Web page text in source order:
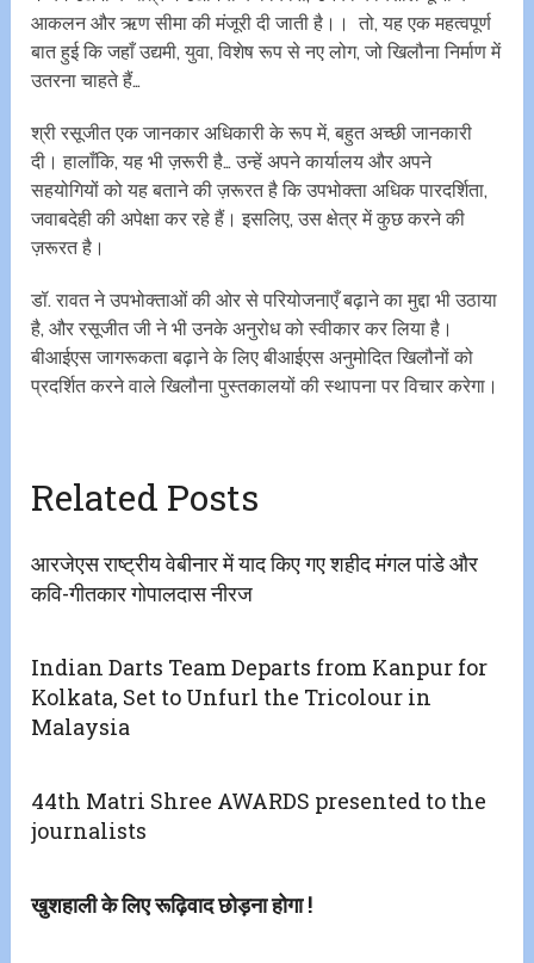
आकलन और ऋण सीमा की मंजूरी दी जाती है।। तो, यह एक महत्वपूर्ण
बात हुई कि जहाँ उद्यमी, युवा, विशेष रूप से नए लोग, जो खिलौना निर्माण में
उतरना चाहते हैं…
श्री रसूजीत एक जानकार अधिकारी के रूप में, बहुत अच्छी जानकारी
दी। हालाँकि, यह भी ज़रूरी है… उन्हें अपने कार्यालय और अपने
सहयोगियों को यह बताने की ज़रूरत है कि उपभोक्ता अधिक पारदर्शिता,
जवाबदेही की अपेक्षा कर रहे हैं। इसलिए, उस क्षेत्र में कुछ करने की
ज़रूरत है।
डॉ. रावत ने उपभोक्ताओं की ओर से परियोजनाएँ बढ़ाने का मुद्दा भी उठाया
है, और रसूजीत जी ने भी उनके अनुरोध को स्वीकार कर लिया है।
बीआईएस जागरूकता बढ़ाने के लिए बीआईएस अनुमोदित खिलौनों को
प्रदर्शित करने वाले खिलौना पुस्तकालयों की स्थापना पर विचार करेगा।
Related Posts
आरजेएस राष्ट्रीय वेबीनार में याद किए गए शहीद मंगल पांडे और
कवि-गीतकार गोपालदास नीरज
Indian Darts Team Departs from Kanpur for
Kolkata, Set to Unfurl the Tricolour in
Malaysia
44th Matri Shree AWARDS presented to the
journalists
खुशहाली के लिए रूढ़िवाद छोड़ना होगा !